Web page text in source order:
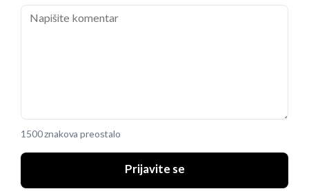
1500 znakova preostalo
Prijavite se